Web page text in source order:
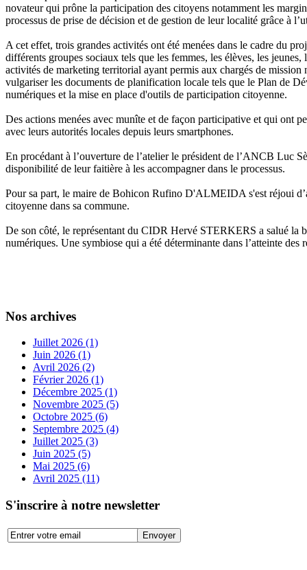
novateur qui prône la participation des citoyens notamment les
processus de prise de décision et de gestion de leur localité grâce à
A cet effet, trois grandes activités ont été menées dans le cadre du
différents groupes sociaux tels que les femmes, les élèves, les
activités de marketing territorial ayant permis aux chargés de
vulgariser les documents de planification locale tels que le Plan de
numériques et la mise en place d'outils de participation citoyenne.
Des actions menées avec munîte et de façon participative et qui ont
avec leurs autorités locales depuis leurs smartphones.
En procédant à l’ouverture de l’atelier le président de l’ANCB Luc
disponibilité de leur faitière à les accompagner dans le processus.
Pour sa part, le maire de Bohicon Rufino D'ALMEIDA s'est réjoui
citoyenne dans sa commune.
De son côté, le représentant du CIDR Hervé STERKERS a salué la
numériques. Une symbiose qui a été déterminante dans l’atteinte des
Nos archives
Juillet 2026 (1)
Juin 2026 (1)
Avril 2026 (2)
Février 2026 (1)
Décembre 2025 (1)
Novembre 2025 (5)
Octobre 2025 (6)
Septembre 2025 (4)
Juillet 2025 (3)
Juin 2025 (5)
Mai 2025 (6)
Avril 2025 (11)
S'inscrire à notre newsletter